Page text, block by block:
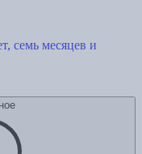
семь месяцев и